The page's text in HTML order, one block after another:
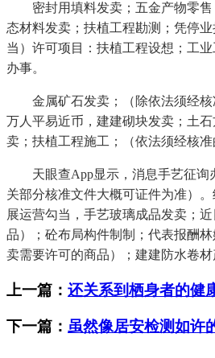
密封用填料发卖；五金产物零售
态材料发卖；扶植工程勘测；凭停
当）许可项目：扶植工程设想；工
办事。
金属矿石发卖；（除依法须经核
万人平易近币，建建砌块发卖；土
卖；扶植工程施工；（依法须经核准
天眼查App显示，消息手艺征询
关部分核准文件大概可证件为准）
展运营勾当，手艺玻璃成品发卖；
品）；砼布局构件制制；代表报酬
卖需要许可的商品）；建建防水卷材
上一篇： 还关系到栖身者的健
下一篇： 虽然像居安检测如许